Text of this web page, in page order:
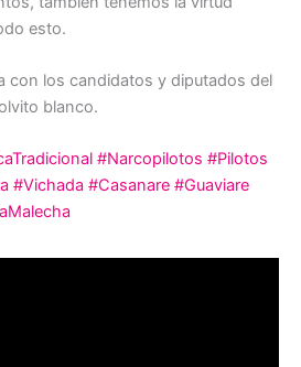
esto.
con los candidatos y diputados del
blanco.
#Narcopilotos #Pilotos
#Vichada #Casanare #Guaviare